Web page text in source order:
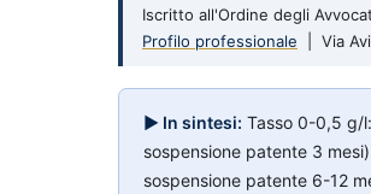
Iscritto all'Ordine degli
Profilo professionale | Via
▶ In sintesi: Tasso 0-0,5 g/
sospensione patente 3
sospensione patente 6-12